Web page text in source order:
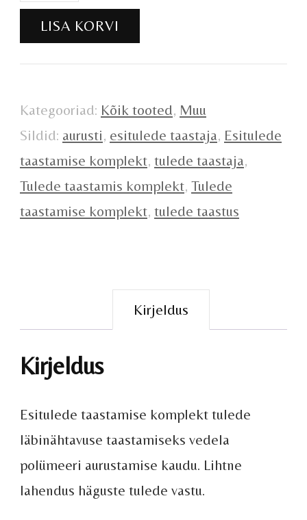
taastamise
komplekt
kogus
LISA KORVI
Kategooriad: Kõik tooted, Muu
Sildid: aurusti, esitulede taastaja, Esitulede
taastamise komplekt, tulede taastaja,
Tulede taastamis komplekt, Tulede
taastamise komplekt, tulede taastus
Kirjeldus
Kirjeldus
Esitulede taastamise komplekt tulede
läbinähtavuse taastamiseks vedela
polümeeri aurustamise kaudu. Lihtne
lahendus häguste tulede vastu.